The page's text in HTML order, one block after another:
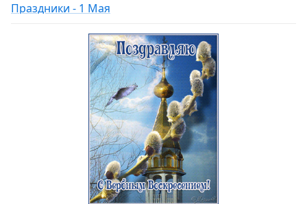
Праздники - 1 Мая